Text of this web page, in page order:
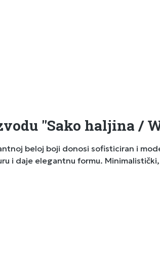
"Sako haljina /
beloj boji donosi sofisticiran i
i daje elegantnu formu.